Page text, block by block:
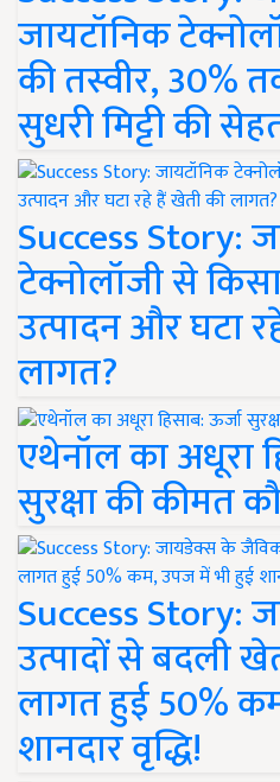
जायटॉनिक
की तस्वीर, 30%
सुधरी मिट्टी की
Success Story:
टेक्नोलॉजी से
उत्पादन और घटा
लागत?
एथेनॉल का अधूरा
सुरक्षा की कीमत
Success Story:
उत्पादों से बदली
लागत हुई 50%
शानदार वृद्धि!